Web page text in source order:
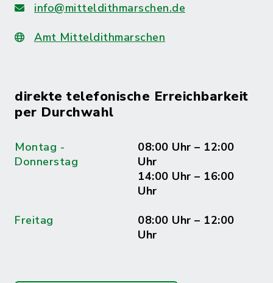
info@mitteldithmarschen.de
Amt Mitteldithmarschen
direkte telefonische Erreichbarkeit
per Durchwahl
Montag -
Donnerstag
08:00 Uhr – 12:00
Uhr
14:00 Uhr – 16:00
Uhr
Freitag
08:00 Uhr – 12:00
Uhr